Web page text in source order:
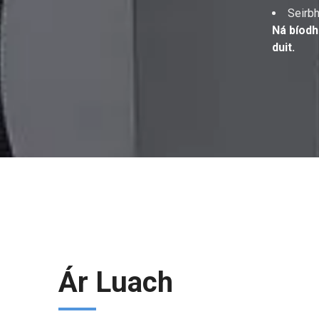
Ná
duit.
Ár Luach